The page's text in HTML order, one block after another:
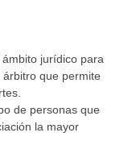
jurídico para
que permite
de personas que
la mayor